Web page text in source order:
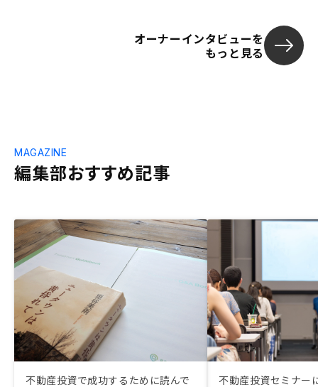
オーナーインタビューを
もっと見る
編集部おすすめ記事
MAGAZINE
不動産投資で成功するために読んで
不動産投資セミナー